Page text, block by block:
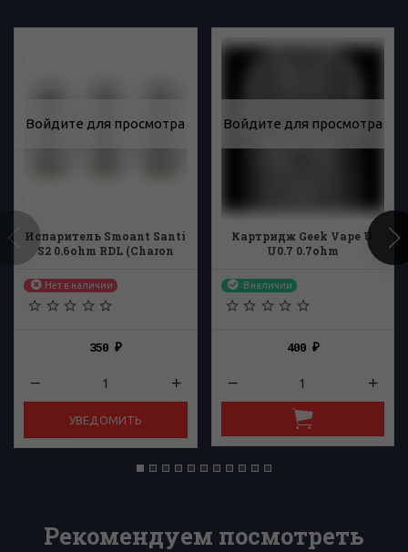
Войдите для просмотра
Испаритель Smoant Santi
S2 0.6ohm RDL (Charon
Нет в наличии
350₽
УВЕДОМИТЬ
Войдите для просмотра
Картридж Geek Vape U
U0.7 0.7ohm
В наличии
400 ₽
Рекомендуем посмотреть